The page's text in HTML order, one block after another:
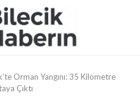
Orman Yangını: 35 Kilometre
Çıktı